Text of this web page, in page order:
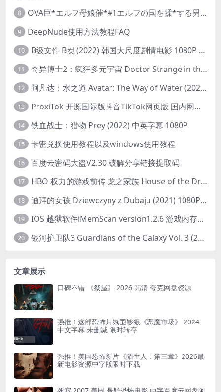
8 OVA巨*エルフ母娘催*#1エルフの国を蹂*する男。汚された女王と姫
9 DeepNude使用方法教程FAQ
10 B级文件 B컷 (2022) 韩国大尺度剧情电影 1080P 中字
11 奇异博士2：疯狂多元宇宙 Doctor Strange in the Multiverse of Madness (2022) 高清版1080p
12 阿凡达：水之道 Avatar: The Way of Water (2022) 1080p 2k 4k 中文字幕
13 ProxiTok 开源国际版抖音TikTok网页版 国内网络直连
14 铁血战士：猎物 Prey (2022) 中英字幕 1080P
15 卡密兑换使用教程以及windows使用教程
16 百度云密码大盗V2.30 破解分享链接提取码
17 HBO 权力的游戏前传 龙之家族 House of the Dragon (2022) 中字 1080P 更新4集
18 迪拜的女孩 Dziewczyny z Dubaju (2021) 1080P 中字
19 IOS 越狱软件iMemScan version1.2.6 游戏内存修改器
20 银河护卫队3 Guardians of the Galaxy Vol. 3 (2023)4K高清资源1080p只分享精品
文章展示
口碑不错 《祭屋》 2026 高清 夸克网盘资源
强推！这部恐怖片氛围够狠《恶魔市场》 2024
中文字幕 未删减 限时转存
强推！美国恐怖新片《陌生人：第三章》2026最
新电影资源中字版限时下载